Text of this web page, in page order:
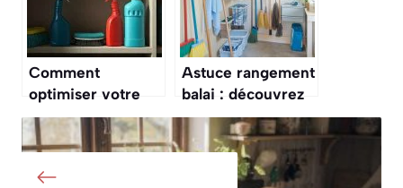
Comment
optimiser votre
rangement des
produits
Astuce rangement
balai : découvrez
comment
optimiser votre